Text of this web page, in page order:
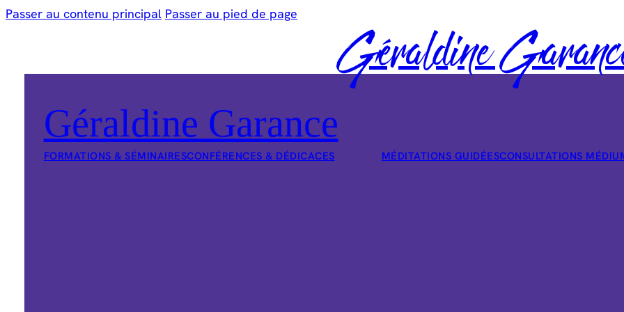
Passer au contenu principal Passer au pied de page
Géraldine
Géraldine Garance
FORMATIONS & SÉMINAIRESCONFÉRENCES & DÉDICACES MÉDITATIONS GUIDÉESCONSULTATIONS